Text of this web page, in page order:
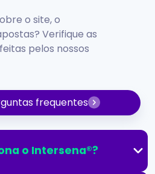
o site, o
Verifique as
pelos nossos
frequentes
o Intersena®?